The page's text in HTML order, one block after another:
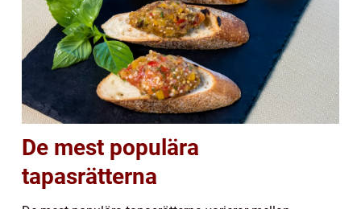
De mest populära
tapasrätterna